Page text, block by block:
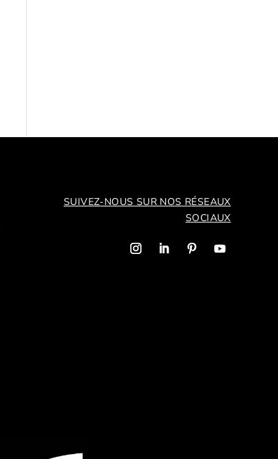
SUIVEZ-NOUS SUR NOS RÉSEAUX
SOCIAUX